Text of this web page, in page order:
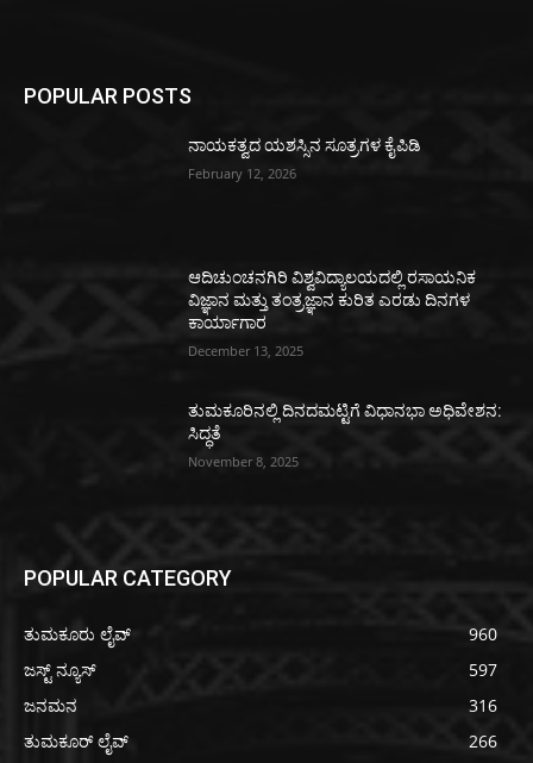
POPULAR POSTS
ನಾಯಕತ್ವದ ಯಶಸ್ಸಿನ ಸೂತ್ರಗಳ ಕೈಪಿಡಿ
February 12, 2026
ಆದಿಚುಂಚನಗಿರಿ ವಿಶ್ವವಿದ್ಯಾಲಯದಲ್ಲಿ ರಸಾಯನಿಕ
ವಿಜ್ಞಾನ ಮತ್ತು ತಂತ್ರಜ್ಞಾನ ಕುರಿತ ಎರಡು ದಿನಗಳ
ಕಾರ್ಯಾಗಾರ
December 13, 2025
ತುಮಕೂರಿನಲ್ಲಿ ದಿನದಮಟ್ಟಿಗೆ ವಿಧಾನಭಾ ಅಧಿವೇಶನ:
ಸಿದ್ಧತೆ
November 8, 2025
POPULAR CATEGORY
ತುಮಕೂರು ಲೈವ್
960
ಜಸ್ಟ್ ನ್ಯೂಸ್
597
ಜನಮನ
316
ತುಮಕೂರ್ ಲೈವ್
266